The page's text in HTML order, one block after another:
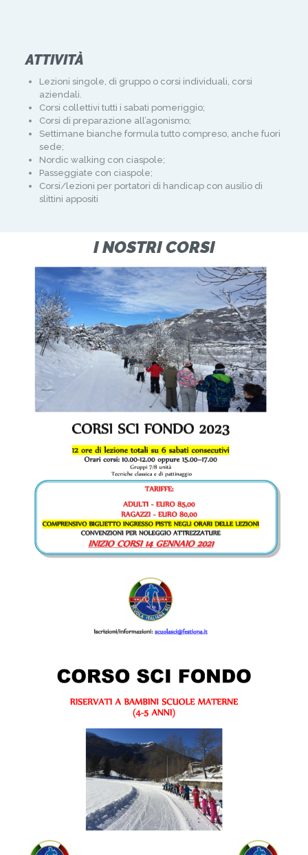
ATTIVITÀ
Lezioni singole, di gruppo o corsi individuali, corsi
aziendali.
Corsi collettivi tutti i sabati pomeriggio;
Corsi di preparazione all’agonismo;
Settimane bianche formula tutto compreso, anche fuori
sede;
Nordic walking con ciaspole;
Passeggiate con ciaspole;
Corsi/lezioni per portatori di handicap con ausilio di
slittini appositi
I NOSTRI CORSI